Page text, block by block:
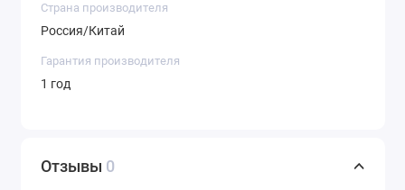
Страна производителя
Россия/Китай
Гарантия производителя
1 год
Отзывы 0